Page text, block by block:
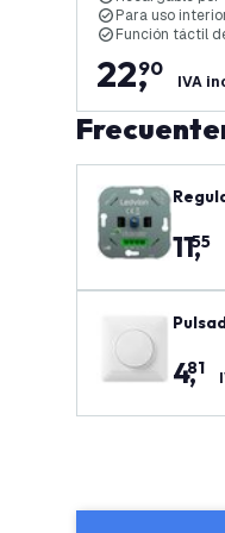
Para uso
Función táctil
22,
90
IVA
11,
55
4,
81